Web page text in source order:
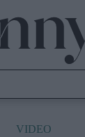
VIDEO